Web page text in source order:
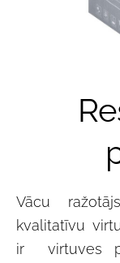
Vācu
kvalitatīvu
ir virtuves